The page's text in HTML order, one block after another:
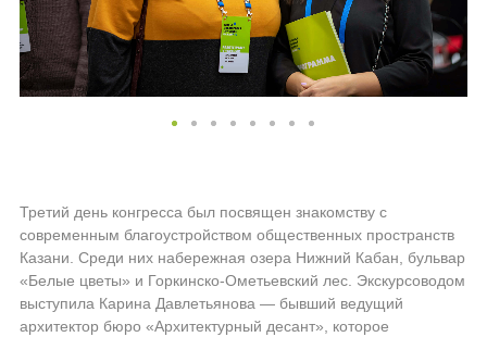
Третий день конгресса был посвящен знакомству с
современным благоустройством общественных пространств
Казани. Среди них набережная озера Нижний Кабан, бульвар
«Белые цветы» и Горкинско-Ометьевский лес. Экскурсоводом
выступила Карина Давлетьянова — бывший ведущий
архитектор бюро «Архитектурный десант», которое